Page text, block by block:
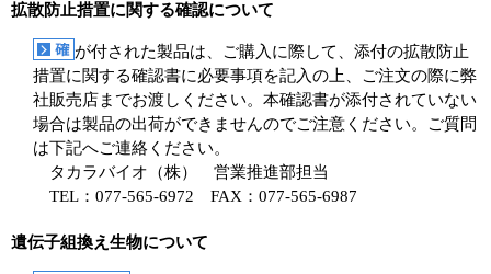
拡散防止措置に関する確認について
が付された製品は、ご購入に際して、添付の拡散防止
措置に関する確認書に必要事項を記入の上、ご注文の際に弊
社販売店までお渡しください。本確認書が添付されていない
場合は製品の出荷ができませんのでご注意ください。ご質問
は下記へご連絡ください。
タカラバイオ（株） 営業推進部担当
TEL：077-565-6972 FAX：077-565-6987
遺伝子組換え生物について